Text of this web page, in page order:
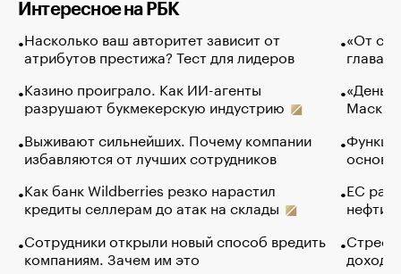
Интересное на РБК
Насколько ваш авторитет зависит от
атрибутов престижа? Тест для лидеров
Казино проиграло. Как ИИ-агенты
разрушают букмекерскую индустрию
Выживают сильнейших. Почему компании
избавляются от лучших сотрудников
Как банк Wildberries резко нарастил
кредиты селлерам до атак на склады
Сотрудники открыли новый способ вредить
компаниям. Зачем им это
«От
глава
Маск в
основ
ЕС
нефти